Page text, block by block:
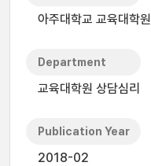
아주대학교 교육대학원
Department
교육대학원 상담심리
Publication Year
2018-02